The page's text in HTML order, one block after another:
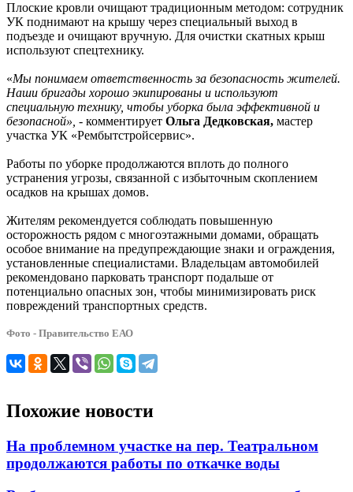
Плоские кровли очищают традиционным методом: сотрудник
УК поднимают на крышу через специальный выход в
подъезде и очищают вручную. Для очистки скатных крыш
используют спецтехнику.
«Мы понимаем ответственность за безопасность жителей.
Наши бригады хорошо экипированы и используют
специальную технику, чтобы уборка была эффективной и
безопасной», - комментирует Ольга Дедковская, мастер
участка УК «Рембытстройсервис».
Работы по уборке продолжаются вплоть до полного
устранения угрозы, связанной с избыточным скоплением
осадков на крышах домов.
Жителям рекомендуется соблюдать повышенную
осторожность рядом с многоэтажными домами, обращать
особое внимание на предупреждающие знаки и ограждения,
установленные специалистами. Владельцам автомобилей
рекомендовано парковать транспорт подальше от
потенциально опасных зон, чтобы минимизировать риск
повреждений транспортных средств.
Фото - Правительство ЕАО
Похожие новости
На проблемном участке на пер. Театральном
продолжаются работы по откачке воды